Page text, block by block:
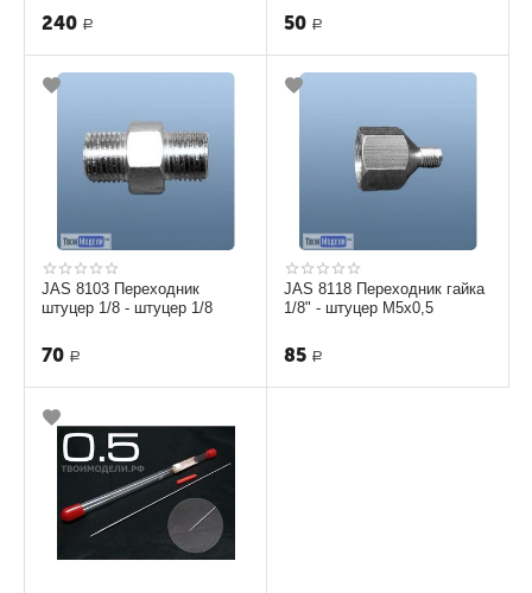
240 Р 50 Р
JAS 8103 Переходник
штуцер 1/8 - штуцер 1/8
70 Р
JAS 8118 Переходник гайка
1/8" - штуцер М5х0,5
85 Р